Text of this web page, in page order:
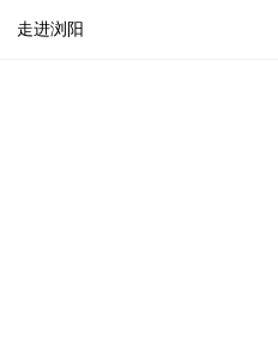
走进浏阳